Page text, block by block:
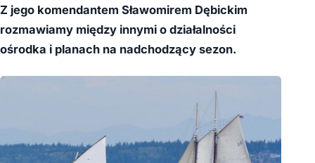
Z jego komendantem Sławomirem Dębickim
rozmawiamy między innymi o działalności
ośrodka i planach na nadchodzący sezon.